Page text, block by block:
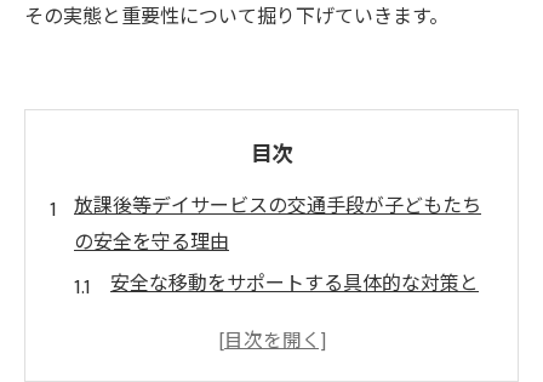
その実態と重要性について掘り下げていきます。
目次
放課後等デイサービスの交通手段が子どもたち
の安全を守る理由
安全な移動をサポートする具体的な対策と